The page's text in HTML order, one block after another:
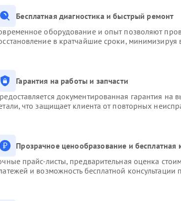
Бесплатная диагностика и быстрый ремонт
оборудование и опыт позволяют
в кратчайшие сроки, минимизируя
Гарантия на работы и запчасти
документированная гарантия
что защищает клиента от повторных
Прозрачное ценообразование и бесплатная
прайс-листы, предварительная оценка
и возможность бесплатной консультации